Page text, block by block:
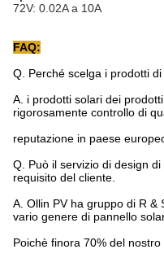
72V: 0.02A a 10A
FAQ:
Q. Perché scelga i prodotti di
A. i prodotti solari dei
rigorosamente controllo di
reputazione in paese
Q. Può il servizio di design
requisito del cliente.
A. Ollin PV ha gruppo di R
vario genere di pannello
Poichè finora 70% del